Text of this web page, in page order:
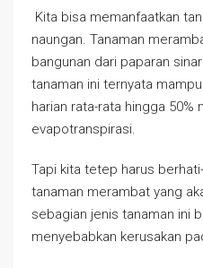
Kita bisa memanfaatkan
naungan. Tanaman
bangunan dari paparan
tanaman ini ternyata
harian rata-rata hingga
evapotranspirasi.
Tapi kita tetep harus
tanaman merambat yang
sebagian jenis tanaman ini
menyebabkan kerusakan